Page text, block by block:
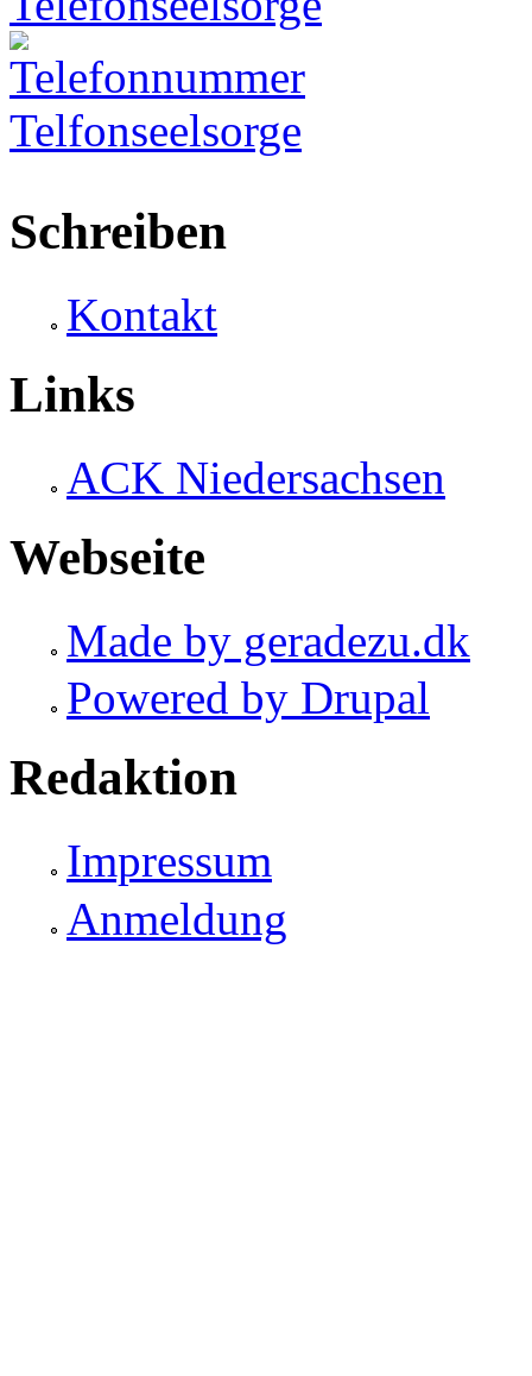
Schreiben
Kontakt
Links
ACK Niedersachsen
Webseite
Made by geradezu.dk
Powered by Drupal
Redaktion
Impressum
Anmeldung